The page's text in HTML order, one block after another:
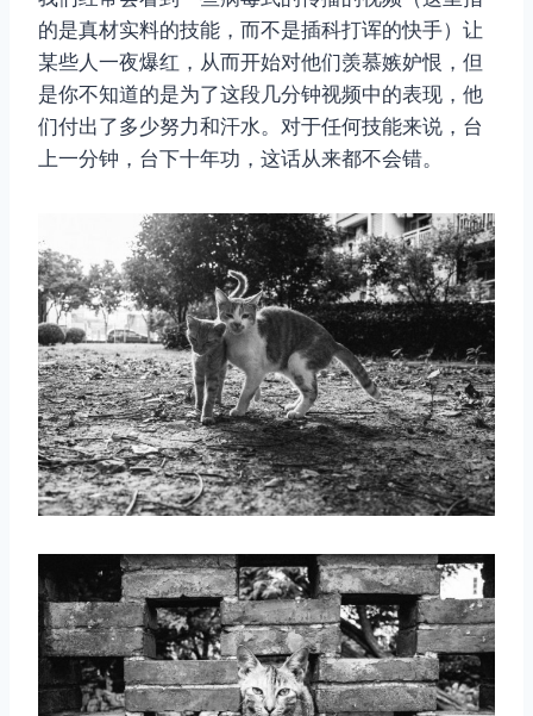
的是真材实料的技能，而不是插科打诨的快手）让
某些人一夜爆红，从而开始对他们羡慕嫉妒恨，但
是你不知道的是为了这段几分钟视频中的表现，他
们付出了多少努力和汗水。对于任何技能来说，台
上一分钟，台下十年功，这话从来都不会错。